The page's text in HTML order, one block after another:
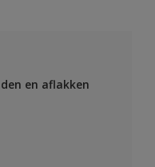
en aflakken